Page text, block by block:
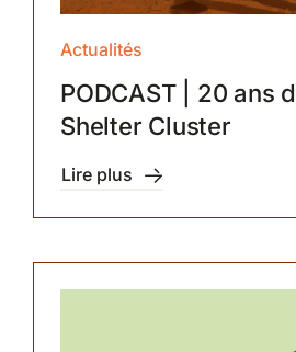
Actualités
PODCAST | 20 ans
Shelter Cluster
Lire plus